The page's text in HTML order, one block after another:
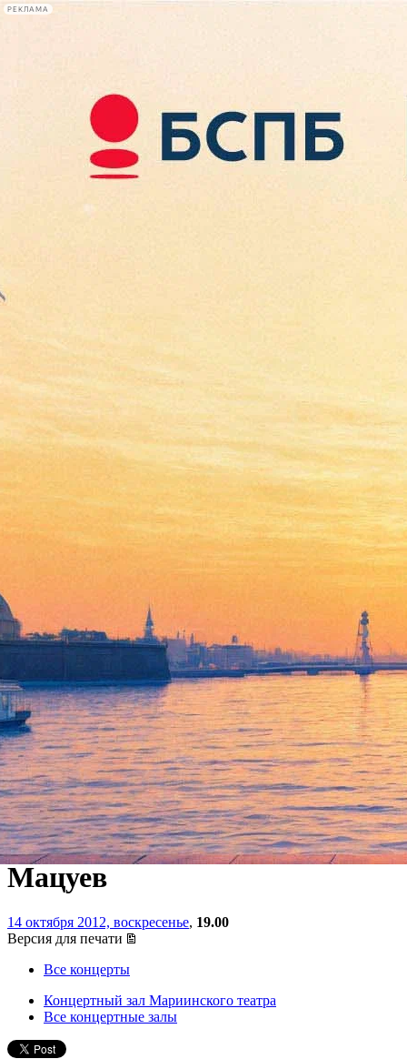
РЕКЛАМА
Сегодня:
2026.08.09
06:35
Афиша Plus
Валерий Гергиев
представляет молодых
музыкантов Югры.
Специальный гость – Денис
Мацуев
14 октября 2012, воскресенье, 19.00
Версия для печати
Все концерты
Концертный зал Мариинского театра
Все концертные залы